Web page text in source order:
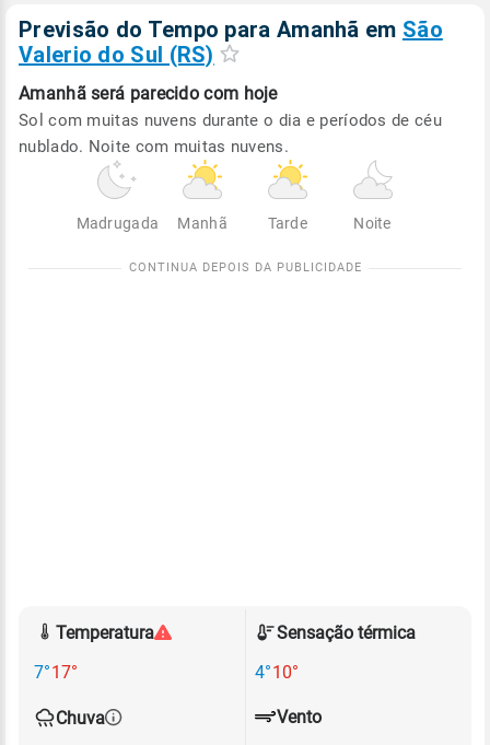
Previsão do Tempo para Amanhã em São
Valerio do Sul (RS)
Amanhã será parecido com hoje
Sol com muitas nuvens durante o dia e períodos de céu
nublado. Noite com muitas nuvens.
Madrugada Manhã Tarde Noite
Temperatura
7°17°
Sensação térmica
4°10°
Chuva
Vento